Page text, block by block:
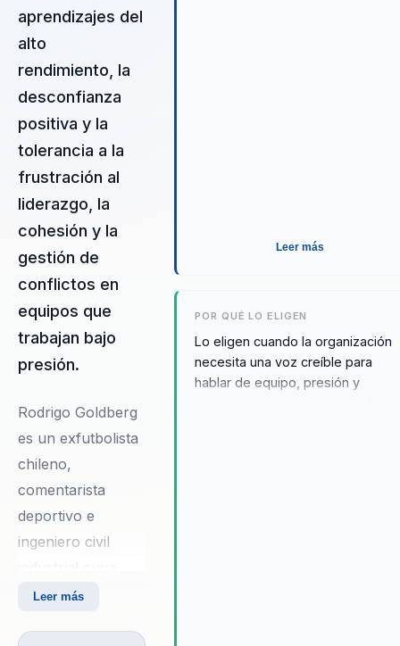
aprendizajes del
alto
rendimiento, la
desconfianza
positiva y la
tolerancia a la
frustración al
liderazgo, la
cohesión y la
gestión de
conflictos en
equipos que
trabajan bajo
presión.
Rodrigo Goldberg
es un exfutbolista
chileno,
comentarista
deportivo e
ingeniero civil
trayectoria
Leer más
Leer más
POR QUÉ LO ELIGEN
Lo eligen cuando la organización
necesita una voz creíble para
hablar de equipo, presión y